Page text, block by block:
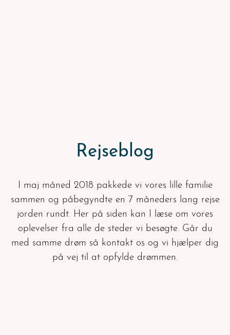
Rejseblog
I maj måned 2018 pakkede vi vores lille familie
sammen og påbegyndte en 7 måneders lang rejse
jorden rundt. Her på siden kan I læse om vores
oplevelser fra alle de steder vi besøgte. Går du
med samme drøm så kontakt os og vi hjælper dig
på vej til at opfylde drømmen.